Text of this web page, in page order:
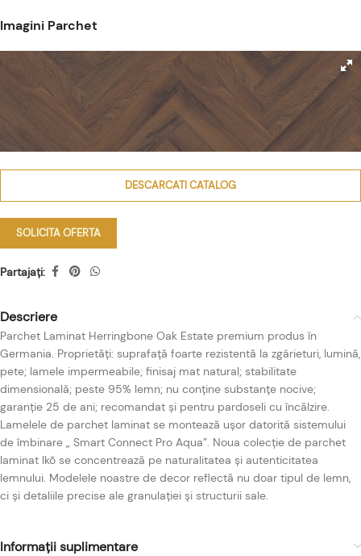
Imagini Parchet
DESCARCATI CATALOG
SOLICITA OFERTA
Partajați:
Descriere
Parchet Laminat Herringbone Oak Estate premium produs în
Germania. Proprietăți: suprafață foarte rezistentă la zgârieturi, lumină,
pete; lamele impermeabile; finisaj mat natural; stabilitate
dimensională; peste 95% lemn; nu conține substanțe nocive;
garanție 25 de ani; recomandat și pentru pardoseli cu încălzire.
Lamelele de parchet laminat se montează ușor datorită sistemului
de îmbinare „ Smart Connect Pro Aqua”. Noua colecție de parchet
laminat Ikō se concentrează pe naturalitatea și autenticitatea
lemnului. Modelele noastre de decor reflectă nu doar tipul de lemn,
ci și detaliile precise ale granulației și structurii sale.
Informații suplimentare